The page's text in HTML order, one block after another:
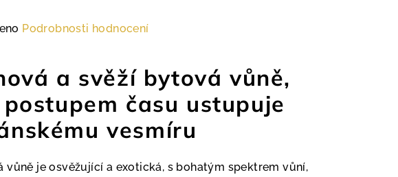
Podrobnosti hodnocení
a svěží bytová vůně,
času ustupuje
vesmíru
vůně je osvěžující a exotická, s bohatým spektrem vůní,